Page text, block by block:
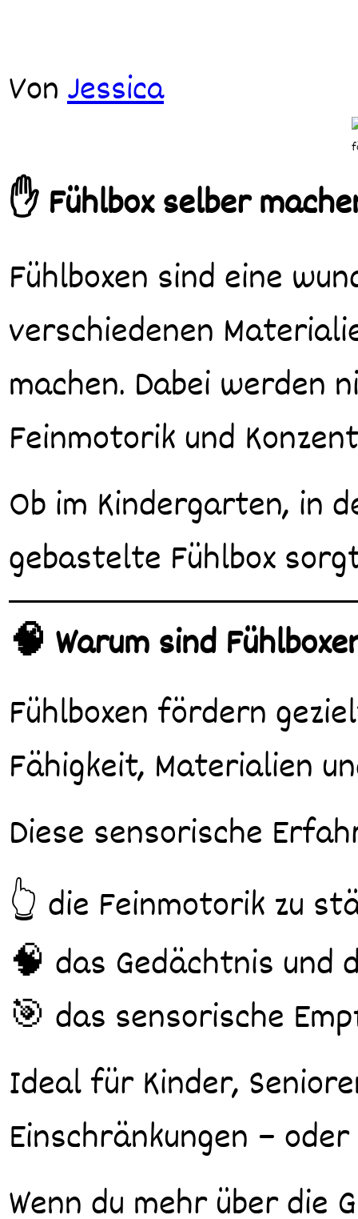
VonJessica
✋ Fühlbox selber
Fühlboxen sind eine wunderbare Möglichkeit, Kinder spielerisch mit
verschiedenen
machen. Dabei werden
Feinmotorik und
Ob im Kindergarten, in
gebastelte Fühlbox
🧠 Warum sind
Fühlboxen fördern
Fähigkeit, Materialien
Diese sensorische
👆 die Feinmotorik zu
🧠 das Gedächtnis und
🎯 das sensorische
Ideal für Kinder,
Einschränkungen –
Wenn du mehr über die